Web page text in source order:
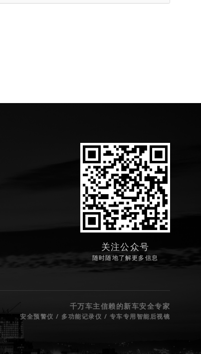
关注公众号
随时随地了解更多信息
千万车主信赖的新车安全专家
安全预警仪 / 多功能记录仪 / 专车专用智能后视镜